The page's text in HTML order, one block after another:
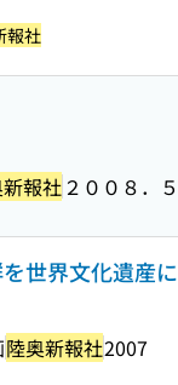
報社
報社 ２００８．５
世界文化遺産に
陸奥新報社2007